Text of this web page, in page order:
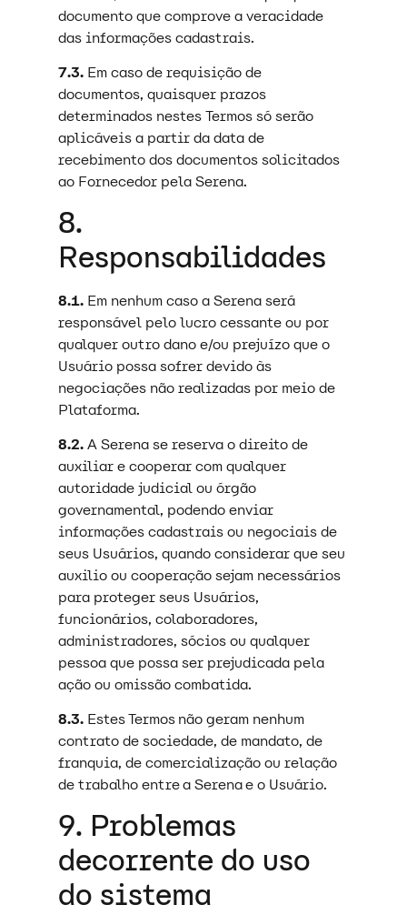
documento que comprove a veracidade
das informações cadastrais.
7.3. Em caso de requisição de
documentos, quaisquer prazos
determinados nestes Termos só serão
aplicáveis a partir da data de
recebimento dos documentos solicitados
ao Fornecedor pela Serena.
8.
Responsabilidades
8.1. Em nenhum caso a Serena será
responsável pelo lucro cessante ou por
qualquer outro dano e/ou prejuízo que o
Usuário possa sofrer devido às
negociações não realizadas por meio de
Plataforma.
8.2.A Serena se reserva o direito de
auxiliar e cooperar com qualquer
autoridade judicial ou órgão
governamental, podendo enviar
informações cadastrais ou negociais de
seus Usuários, quando considerar que seu
auxilio ou cooperação sejam necessários
para proteger seus Usuários,
funcionários, colaboradores,
administradores, sócios ou qualquer
pessoa que possa ser prejudicada pela
ação ou omissão combatida.
8.3. Estes Termos não geram nenhum
contrato de sociedade, de mandato, de
franquia, de comercialização ou relação
de trabalho entre a Serena e o Usuário.
9. Problemas
decorrente do uso
do sistema